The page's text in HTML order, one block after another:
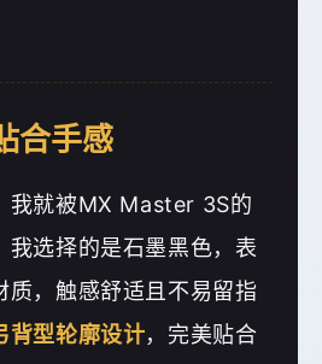
合手感
我就被MX Master 3S的
我选择的是石墨黑色，表
质，触感舒适且不易留指
背型轮廓设计，完美贴合